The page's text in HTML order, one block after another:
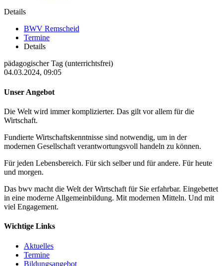
Details
BWV Remscheid
Termine
Details
pädagogischer Tag (unterrichtsfrei)
04.03.2024, 09:05
Unser Angebot
Die Welt wird immer komplizierter. Das gilt vor allem für die
Wirtschaft.
Fundierte Wirtschaftskenntnisse sind notwendig, um in der
modernen Gesellschaft verantwortungsvoll handeln zu können.
Für jeden Lebensbereich. Für sich selber und für andere. Für heute
und morgen.
Das bwv macht die Welt der Wirtschaft für Sie erfahrbar. Eingebettet
in eine moderne Allgemeinbildung. Mit modernen Mitteln. Und mit
viel Engagement.
Wichtige Links
Aktuelles
Termine
Bildungsangebot